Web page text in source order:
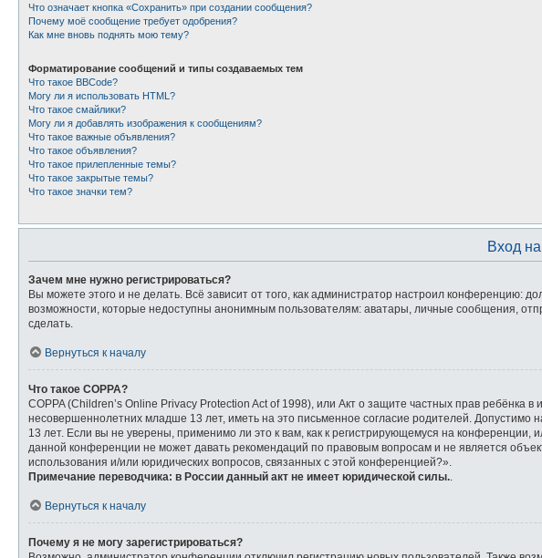
Что означает кнопка «Сохранить» при создании сообщения?
Почему моё сообщение требует одобрения?
Как мне вновь поднять мою тему?
Форматирование сообщений и типы создаваемых тем
Что такое BBCode?
Могу ли я использовать HTML?
Что такое смайлики?
Могу ли я добавлять изображения к сообщениям?
Что такое важные объявления?
Что такое объявления?
Что такое прилепленные темы?
Что такое закрытые темы?
Что такое значки тем?
Вход
Зачем мне нужно регистрироваться?
Вы можете этого и не делать. Всё зависит от того, как администратор настроил
возможности, которые недоступны анонимным пользователям: аватары, личные сообщения,
сделать.
Вернуться к началу
Что такое COPPA?
COPPA (Children’s Online Privacy Protection Act of 1998), или Акт о защите частных прав
несовершеннолетних младше 13 лет, иметь на это письменное согласие родителей.
13 лет. Если вы не уверены, применимо ли это к вам, как к регистрирующемуся на
данной конференции не может давать рекомендаций по правовым вопросам и не является
использования и/или юридических вопросов, связанных с этой конференцией?».
Примечание переводчика: в России данный акт не имеет юридической силы.
Вернуться к началу
Почему я не могу зарегистрироваться?